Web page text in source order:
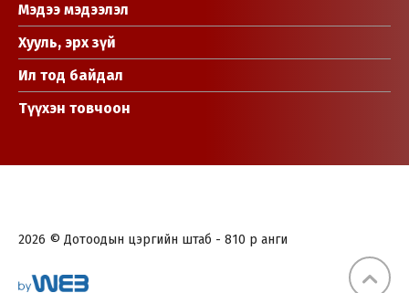
Мэдээ мэдээлэл
Хууль, эрх зүй
Ил тод байдал
Түүхэн товчоон
2026 © Дотоодын цэргийн штаб - 810 р анги